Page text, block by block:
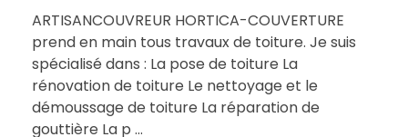
ARTISANCOUVREUR HORTICA-COUVERTURE
prend en main tous travaux de toiture. Je suis
spécialisé dans : La pose de toiture La
rénovation de toiture Le nettoyage et le
démoussage de toiture La réparation de
gouttière La p ...